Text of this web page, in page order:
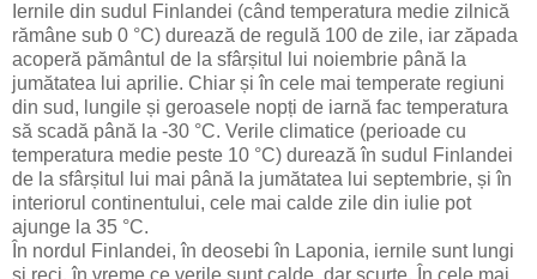
Iernile din sudul Finlandei (când temperatura medie zilnică
rămâne sub 0 °C) durează de regulă 100 de zile, iar zăpada
acoperă pământul de la sfârșitul lui noiembrie până la
jumătatea lui aprilie. Chiar și în cele mai temperate regiuni
din sud, lungile și geroasele nopți de iarnă fac temperatura
să scadă până la -30 °C. Verile climatice (perioade cu
temperatura medie peste 10 °C) durează în sudul Finlandei
de la sfârșitul lui mai până la jumătatea lui septembrie, și în
interiorul continentului, cele mai calde zile din iulie pot
ajunge la 35 °C.
În nordul Finlandei, în deosebi în Laponia, iernile sunt lungi